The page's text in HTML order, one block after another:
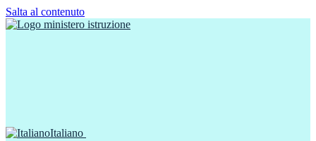
Salta al contenuto
Italiano